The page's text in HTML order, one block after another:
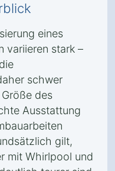
eines
variieren stark –
schwer
des
Ausstattung
gilt,
mit Whirlpool und